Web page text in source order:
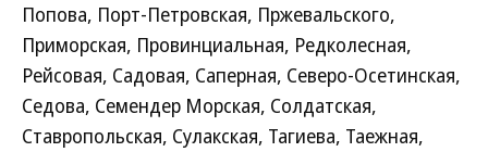
Попова, Порт-Петровская, Пржевальского,
Приморская, Провинциальная, Редколесная,
Рейсовая, Садовая, Саперная, Северо-Осетинская,
Седова, Семендер Морская, Солдатская,
Ставропольская, Сулакская, Тагиева, Таежная,